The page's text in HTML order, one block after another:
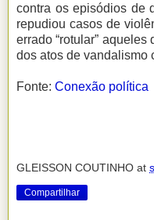
contra os episódios de
repudiou casos de
errado “rotular”
dos atos de vandalismo
Fonte: Conexão política
GLEISSON COUTINHO at
Compartilhar